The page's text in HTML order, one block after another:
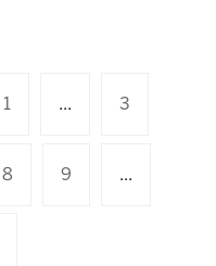
1 ... 3
8 9 ...